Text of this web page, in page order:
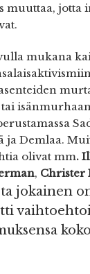
muuttaa, jotta
mukana
ja Demlaa.
olivat mm.
, Christer
jokainen